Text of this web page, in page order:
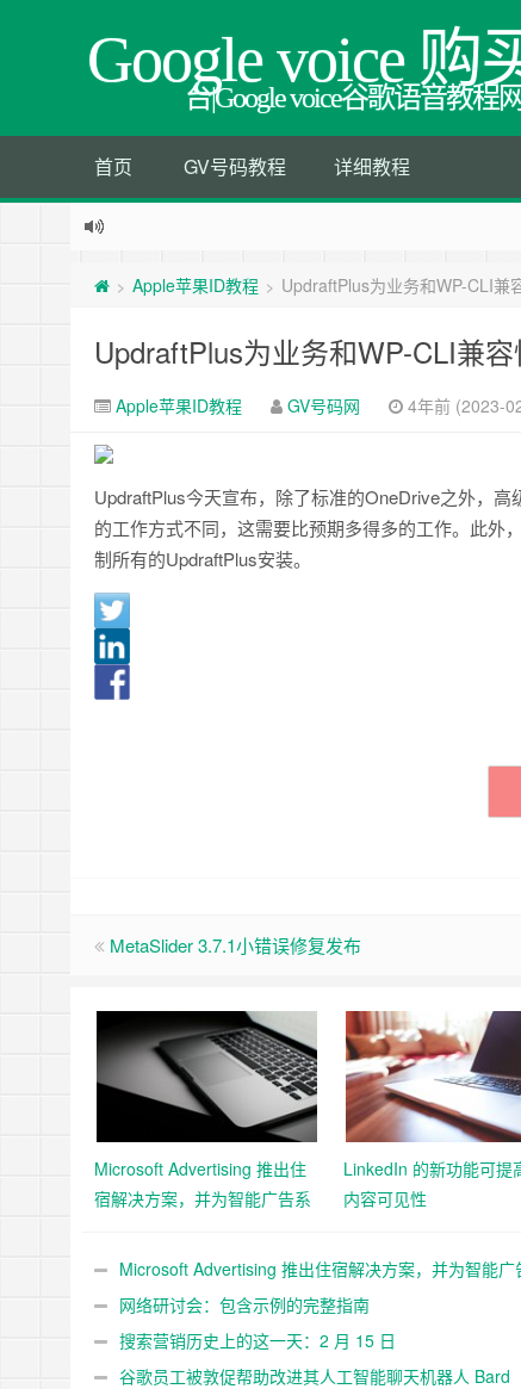
Google voice 购
台|Google voice谷歌语音教
首页 GV号码教程 详细教程
> Apple苹果ID教程 > UpdraftPlus为业务和WP-CLI兼
UpdraftPlus为业务和WP-CLI兼
Apple苹果ID教程 GV号码网 4年前 (2023-
UpdraftPlus今天宣布，除了标准的OneDrive之外，
的工作方式不同，这需要比预期多得多的工作。此外
制所有的UpdraftPlus安装。
MetaSlider 3.7.1小错误修复发布
Microsoft Advertising 推出住
宿解决方案，并为智能广告系
入市场
LinkedIn 的新功能可提
内容可见性
Microsoft Advertising 推出住宿解决方案，并为智能广
添加 11 个新的 Google 导入市场
网络研讨会：包含示例的完整指南
搜索营销历史上的这一天：2 月 15 日
谷歌员工被敦促帮助改进其人工智能聊天机器人 Bard